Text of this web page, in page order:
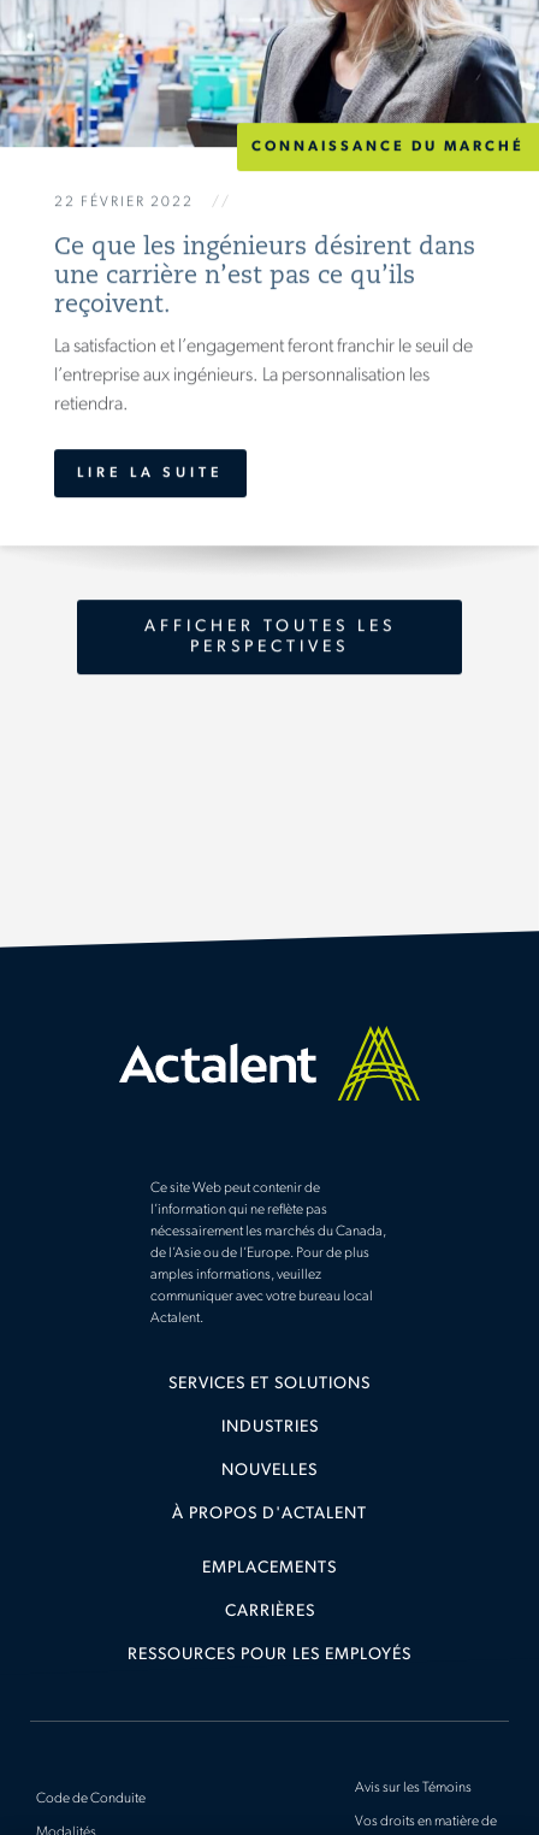
CONNAISSANCE DU MARCHÉ
22 FÉVRIER 2022
Ce que les ingénieurs désirent dans
une carrière n’est pas ce qu’ils
reçoivent.
La satisfaction et l’engagement feront franchir le seuil de
l’entreprise aux ingénieurs. La personnalisation les
retiendra.
LIRE LA SUITE
AFFICHER TOUTES LES
PERSPECTIVES
Ce site Web peut contenir de
l’information qui ne reflète pas
nécessairement les marchés du Canada,
de l’Asie ou de l’Europe. Pour de plus
amples informations, veuillez
communiquer avec votre bureau local
Actalent.
SERVICES ET SOLUTIONS
INDUSTRIES
NOUVELLES
À PROPOS D'ACTALENT
EMPLACEMENTS
CARRIÈRES
RESSOURCES POUR LES EMPLOYÉS
Code de Conduite
Avis sur les Témoins
Vos droits en matière de